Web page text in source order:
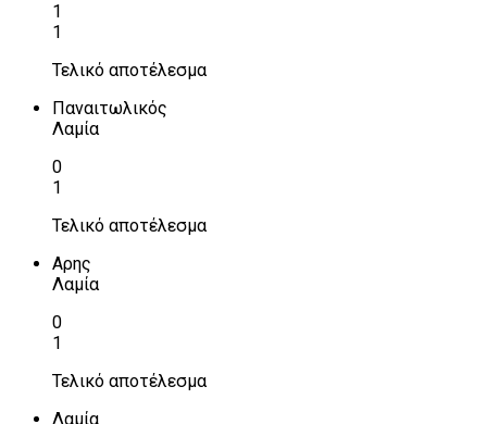
1
1
Τελικό αποτέλεσμα
Παναιτωλικός
Λαμία
0
1
Τελικό αποτέλεσμα
Αρης
Λαμία
0
1
Τελικό αποτέλεσμα
Λαμία